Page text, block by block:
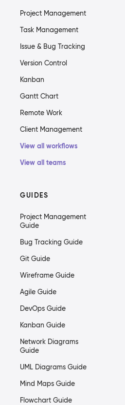
Project Management
Task Management
Issue & Bug Tracking
Version Control
Kanban
Gantt Chart
Remote Work
Client Management
View all workflows
View all teams
GUIDES
Project Management
Guide
Bug Tracking Guide
Git Guide
Wireframe Guide
Agile Guide
DevOps Guide
Kanban Guide
Network Diagrams
Guide
UML Diagrams Guide
Mind Maps Guide
Flowchart Guide